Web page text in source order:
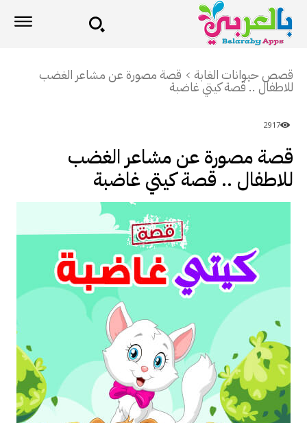
قصص حيوانات الغابة قصة مصورة عن مشاعر الغضب
للاطفال .. قصة كيتي غاضبة
2917
قصة مصورة عن مشاعر الغضب
للاطفال .. قصة كيتي غاضبة